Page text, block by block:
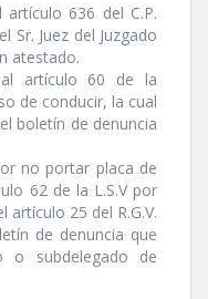
636 del C.P.
Sr. Juez del Juzgado
atestado.
al artí­culo 60 de la
de conducir, la cual
boletí­n de denuncia
no portar placa de
62 de la L.S.V por
artí­culo 25 del R.G.V.
de denuncia que
subdelegado de